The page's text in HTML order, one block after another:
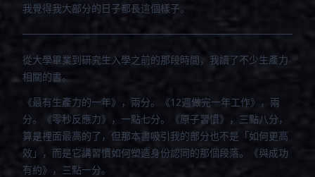
我覺得我大部分的日子都長這個樣子。
從大學畢業到研究生入學之前的那段時間，我讀了不少生產力
相關的書。
《最有生產力的一年》，兩分。《12週做完一年工作》，兩
分。《零秒反應力》，一點七分。《原子習慣》，三點八分，
算是裡面最高的了，但那本書吸引我的部分也不是「如何更高
效」，而是它講習慣如何塑造身份認同的那個段落。《與成功
有約》，三點一分。